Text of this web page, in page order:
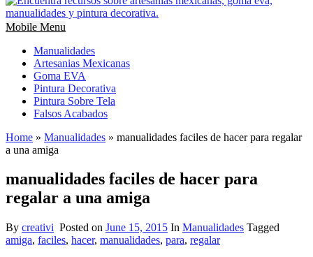
Mobile Menu
Manualidades
Artesanias Mexicanas
Goma EVA
Pintura Decorativa
Pintura Sobre Tela
Falsos Acabados
Home » Manualidades » manualidades faciles de hacer para regalar
a una amiga
manualidades faciles de hacer para
regalar a una amiga
By creativi Posted on June 15, 2015 In Manualidades Tagged
amiga, faciles, hacer, manualidades, para, regalar